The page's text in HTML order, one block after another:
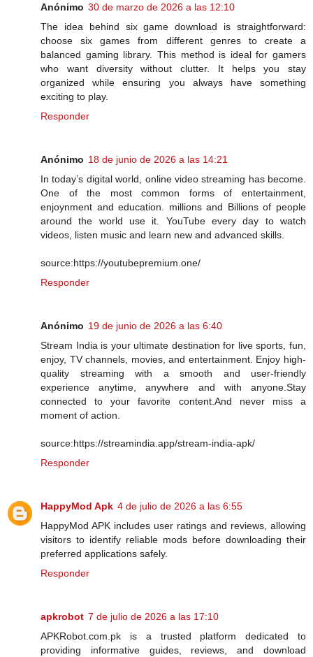
Anónimo 30 de marzo de 2026 a las 12:10
The idea behind six game download is straightforward:
choose six games from different genres to create a
balanced gaming library. This method is ideal for gamers
who want diversity without clutter. It helps you stay
organized while ensuring you always have something
exciting to play.
Responder
Anónimo 18 de junio de 2026 a las 14:21
In today’s digital world, online video streaming has become.
One of the most common forms of entertainment,
enjoynment and education. millions and Billions of people
around the world use it. YouTube every day to watch
videos, listen music and learn new and advanced skills.
source:https://youtubepremium.one/
Responder
Anónimo 19 de junio de 2026 a las 6:40
Stream India is your ultimate destination for live sports, fun,
enjoy, TV channels, movies, and entertainment. Enjoy high-
quality streaming with a smooth and user-friendly
experience anytime, anywhere and with anyone.Stay
connected to your favorite content.And never miss a
moment of action.
source:https://streamindia.app/stream-india-apk/
Responder
HappyMod Apk 4 de julio de 2026 a las 6:55
HappyMod APK includes user ratings and reviews, allowing
visitors to identify reliable mods before downloading their
preferred applications safely.
Responder
apkrobot 7 de julio de 2026 a las 17:10
APKRobot.com.pk is a trusted platform dedicated to
providing informative guides, reviews, and download